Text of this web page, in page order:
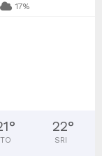
17%
° 22°
SRI